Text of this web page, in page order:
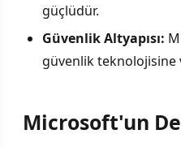
güçlüdür.
Güvenlik Altyapısı:
güvenlik teknolojisine
Microsoft'un